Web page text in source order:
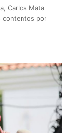
Carlos Mata
contentos por